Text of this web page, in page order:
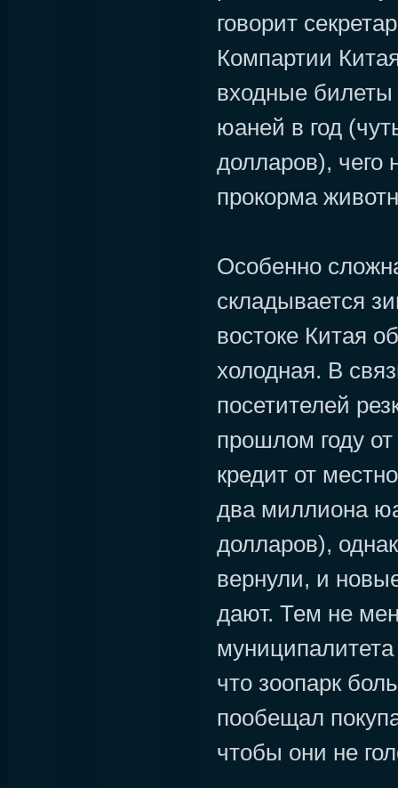
говорит
Компартии
входные
юаней в год
долларов), чего
прокорма
Особенно
складывается
востоке Китая
холодная. В
посетителей
прошлом году от
кредит от
два миллиона
долларов),
вернули, и
дают. Тем не
что зоопарк
пообещал
чтобы они не